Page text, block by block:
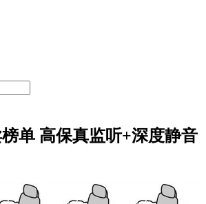
单 高保真监听+深度静音